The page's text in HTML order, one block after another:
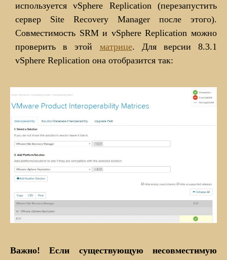
используется vSphere Replication (перезапустить
сервер Site Recovery Manager после этого).
Совместимость SRM и vSphere Replication можно
проверить в этой матрице. Для версии 8.3.1
vSphere Replication она отобразится так:
Важно! Если существующую несовместимую